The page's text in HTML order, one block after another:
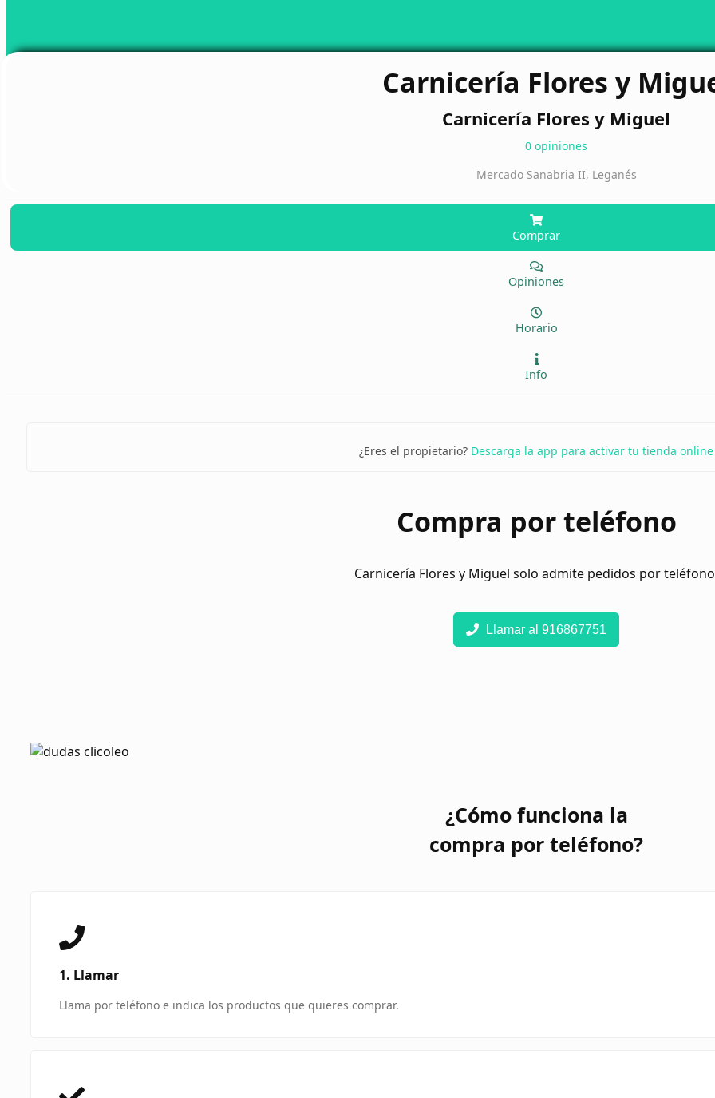
Carnicería Flores y
Carnicería Flores y Miguel
0 opiniones
Mercado Sanabria II, Leganés
Comprar
Opiniones
Horario
Info
¿Eres el propietario? Descarga la app para activar tu tienda online
Compra por teléfono
Carnicería Flores y Miguel solo admite pedidos por
Llamar al 916867751
¿Cómo funciona la
compra por teléfono?
1. Llamar
Llama por teléfono e indica los productos que quieres comprar.